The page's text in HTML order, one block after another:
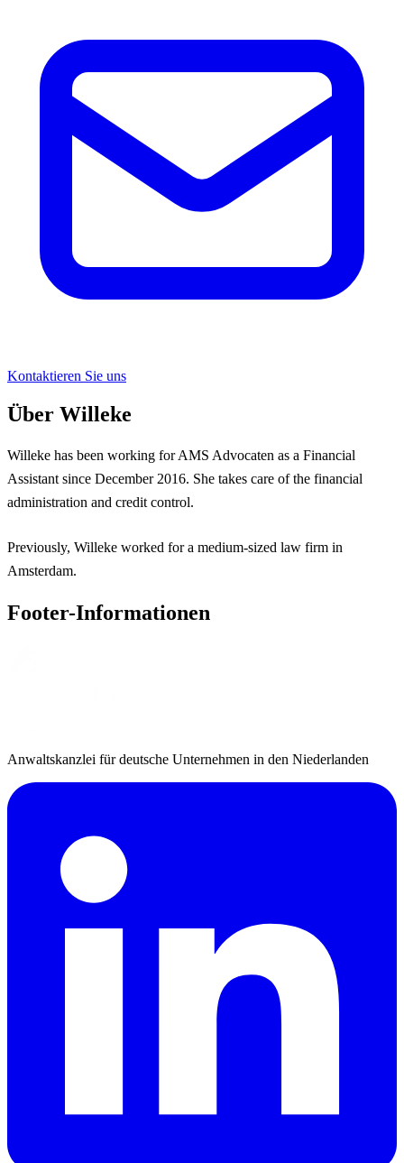
Kontaktieren Sie uns
Über Willeke
Willeke has been working for AMS Advocaten as a Financial
Assistant since December 2016. She takes care of the financial
administration and credit control.
Previously, Willeke worked for a medium-sized law firm in
Amsterdam.
Footer-Informationen
Anwaltskanzlei für deutsche Unternehmen in den Niederlanden